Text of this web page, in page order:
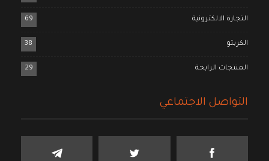
التجارة الالكترونية 69
الكربتو 38
المنتجات الرابحة 29
التواصل الاجتماعي